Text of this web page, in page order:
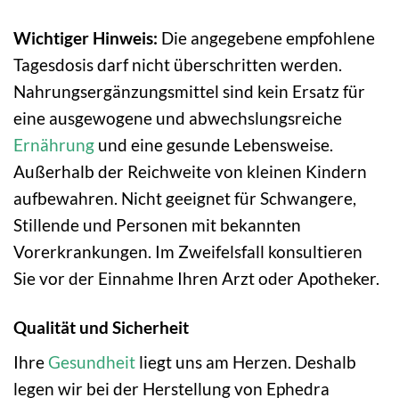
Wichtiger Hinweis: Die angegebene empfohlene
Tagesdosis darf nicht überschritten werden.
Nahrungsergänzungsmittel sind kein Ersatz für
eine ausgewogene und abwechslungsreiche
Ernährung und eine gesunde Lebensweise.
Außerhalb der Reichweite von kleinen Kindern
aufbewahren. Nicht geeignet für Schwangere,
Stillende und Personen mit bekannten
Vorerkrankungen. Im Zweifelsfall konsultieren
Sie vor der Einnahme Ihren Arzt oder Apotheker.
Qualität und Sicherheit
Ihre Gesundheit liegt uns am Herzen. Deshalb
legen wir bei der Herstellung von Ephedra